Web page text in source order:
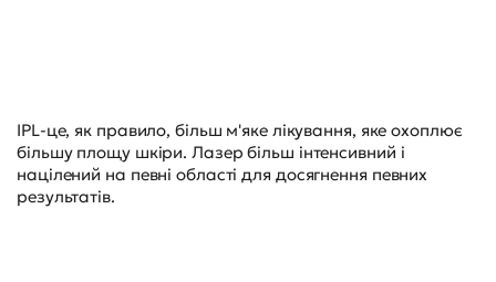
IPL-це, як правило, більш м'яке лікування, яке охоплює
більшу площу шкіри. Лазер більш інтенсивний і
націлений на певні області для досягнення певних
результатів.